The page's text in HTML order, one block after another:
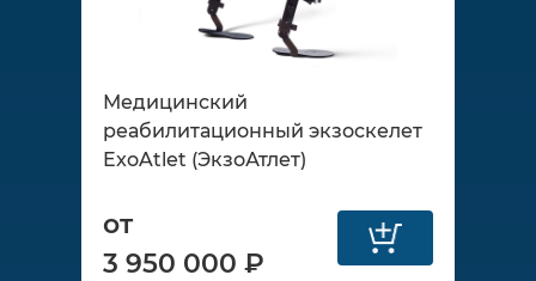
Медицинский
реабилитационный экзоскелет
ExoAtlet (ЭкзоАтлет)
от
3 950 000 ₽